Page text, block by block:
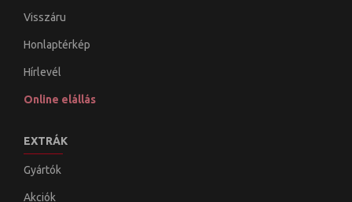
Visszáru
Honlaptérkép
Hírlevél
Online elállás
EXTRÁK
Gyártók
Akciók